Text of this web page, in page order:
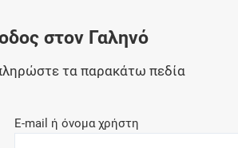
και
στον Γαληνό
τα παρακάτω πεδία
E-mail ή όνομα χρήστη